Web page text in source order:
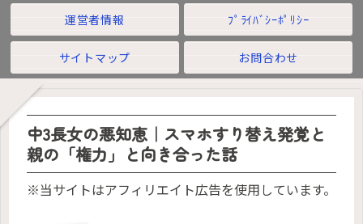
運営者情報 ﾌﾟﾗｲﾊﾞｼｰﾎﾟﾘｼｰ
サイトマップ お問合わせ
中3長女の悪知恵｜スマホすり替え発覚と
親の「権力」と向き合った話
※当サイトはアフィリエイト広告を使用しています。